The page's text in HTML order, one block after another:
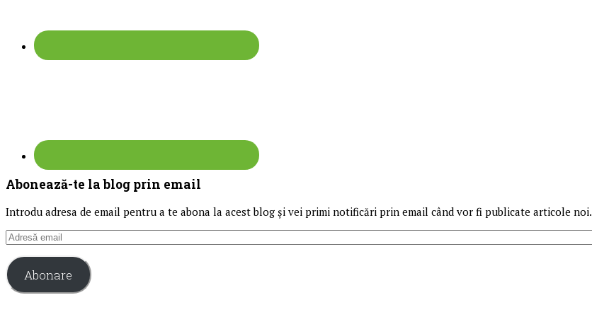
Abonează-te la blog prin email
Introdu adresa de email pentru a te abona la acest blog și vei primi notificări prin email când vor fi publicate articole noi.
Adresă
Abonare